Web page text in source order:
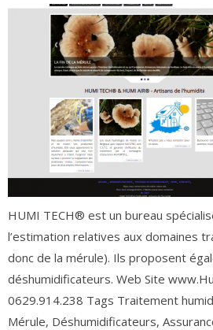
HUMI TECH® est un bureau
l’estimation relatives aux domaines
donc de la mérule). Ils proposent
déshumidificateurs. Web Site
0629.914.238 Tags Traitement
Mérule, Déshumidificateurs,